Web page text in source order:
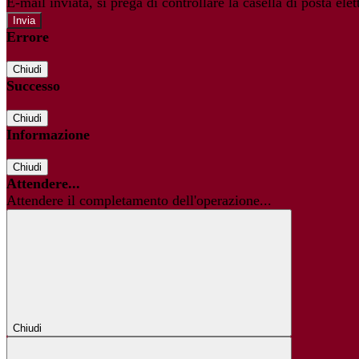
Errore
Chiudi
Successo
Chiudi
Informazione
Chiudi
Attendere...
Attendere il completamento dell'operazione...
Chiudi